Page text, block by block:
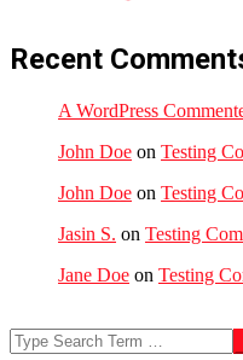
Recent
A WordPress
John Doe on Testing
John Doe on Testing
Jasin S. on Testing
Jane Doe on Testing
Search